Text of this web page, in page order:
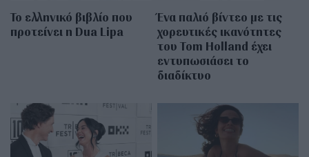
Το ελληνικό βιβλίο που
προτείνει η Dua Lipa
Ένα παλιό βίντεο με τις
χορευτικές ικανότητες
του Tom Holland έχει
εντυπωσιάσει το
διαδίκτυο